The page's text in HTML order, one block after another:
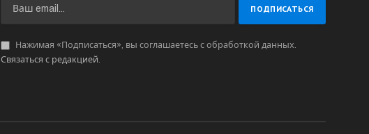
Нажимая «Подписаться», вы соглашаетесь с обработкой данных.
Связаться с редакцией